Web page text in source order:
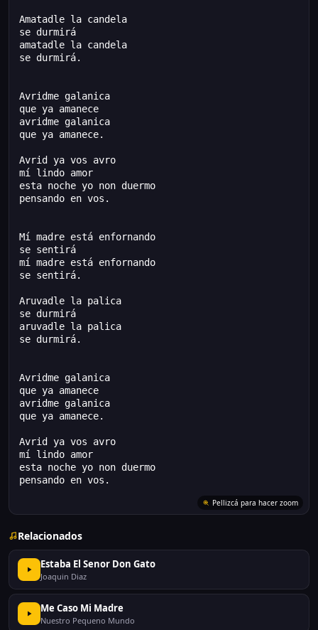
Amatadle la candela
se durmirá
amatadle la candela
se durmirá.
Avridme galanica
que ya amanece
avridme galanica
que ya amanece.
Avrid ya vos avro
mí lindo amor
esta noche yo non duermo
pensando en vos.
Mí madre está enfornando
se sentirá
mí madre está enfornando
se sentirá.
Aruvadle la palica
se durmirá
aruvadle la palica
se durmirá.
Avridme galanica
que ya amanece
avridme galanica
que ya amanece.
Avrid ya vos avro
mí lindo amor
esta noche yo non duermo
pensando en vos.
Pellizcá para hacer zoom
Relacionados
Estaba El Senor Don Gato
Joaquin Diaz
Me Caso Mi Madre
Nuestro Pequeno Mundo